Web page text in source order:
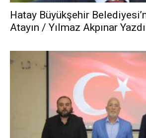
Hatay Büyükşehir
Atayın / Yılmaz Akpınar Yazdı